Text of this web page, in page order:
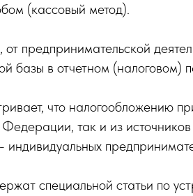
(кассовый метод).
предпринимательской
базы в отчетном (налоговом)
что налогообложению
так и из
специальной статьи по